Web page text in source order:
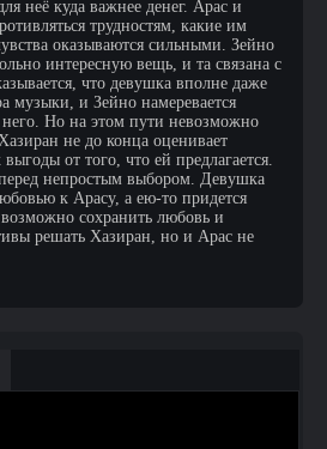
неё куда важнее денег. Арас и
трудностям, какие им
оказываются сильными. Зейно
интересную вещь, и та связана с
что девушка вполне даже
музыки, и Зейно намеревается
Но на этом пути невозможно
не до конца оценивает
от того, что ей предлагается.
непростым выбором. Девушка
к Арасу, а ею-то придется
сохранить любовь и
решать Хазиран, но и Арас не